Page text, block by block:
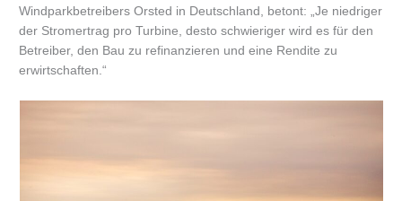
Windparkbetreibers Orsted in Deutschland, betont: „Je niedriger
der Stromertrag pro Turbine, desto schwieriger wird es für den
Betreiber, den Bau zu refinanzieren und eine Rendite zu
erwirtschaften.“